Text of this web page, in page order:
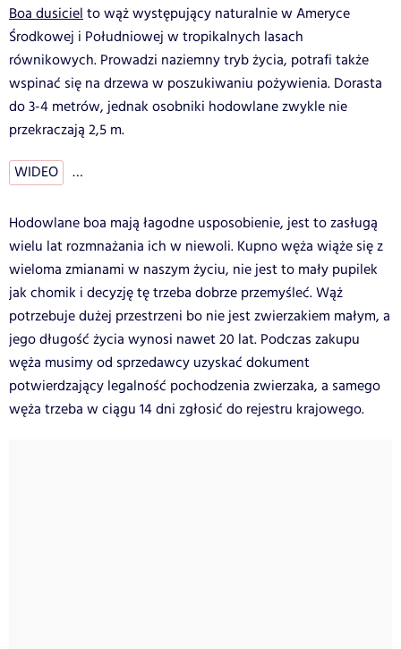
Boa dusicielto wąż występujący naturalnie w Ameryce
Środkowej i Południowej w tropikalnych lasach
równikowych. Prowadzi naziemny tryb życia, potrafi także
wspinać się na drzewa w poszukiwaniu pożywienia. Dorasta
do 3-4 metrów, jednak osobniki hodowlane zwykle nie
przekraczają 2,5 m.
WIDEO …
Hodowlane boa mają łagodne usposobienie, jest to zasługą
wielu lat rozmnażania ich w niewoli. Kupno węża wiąże się z
wieloma zmianami w naszym życiu, nie jest to mały pupilek
jak chomik i decyzję tę trzeba dobrze przemyśleć. Wąż
potrzebuje dużej przestrzeni bo nie jest zwierzakiem małym, a
jego długość życia wynosi nawet 20 lat. Podczas zakupu
węża musimy od sprzedawcy uzyskać dokument
potwierdzający legalność pochodzenia zwierzaka, a samego
węża trzeba w ciągu 14 dni zgłosić do rejestru krajowego.